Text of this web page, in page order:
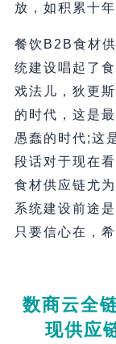
放，如积累十
餐饮B2B食材
统建设唱起了
戏法儿，狄更
的时代，这是
愚蠢的时代;这
段话对于现在
食材供应链尤
系统建设前途
只要信心在，
数商云全
现供应